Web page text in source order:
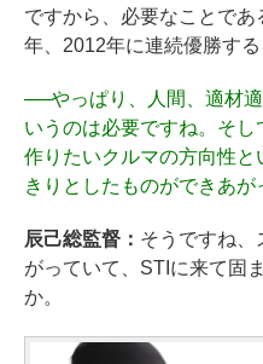
ですから、必要なことで
年、2012年に連続優勝する
──やっぱり、人間、適材
いうのは必要ですね。そし
作りたいクルマの方向性
きりとしたものができあが
辰己総監督： そうですね、
がっていて、STIに来て固
か。